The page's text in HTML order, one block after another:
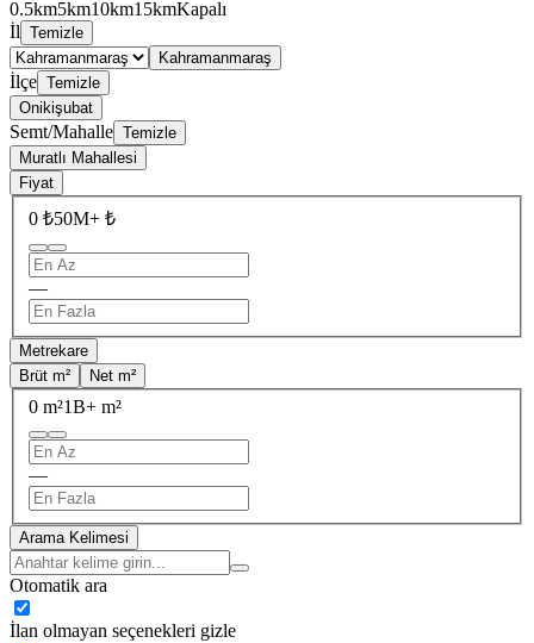
0.5km5km10km15kmKapalı
İl Temizle
Kahramanmaraş
İlçe Temizle
Onikişubat
Semt/Mahalle Temizle
Muratlı Mahallesi
Fiyat
0 ₺50M+ ₺
—
Metrekare
Brüt m²
Net m²
0 m²1B+ m²
—
Arama Kelimesi
Otomatik ara
İlan olmayan seçenekleri gizle